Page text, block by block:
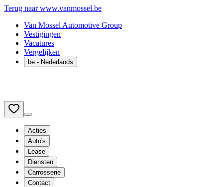
Terug naar www.vanmossel.be
Van Mossel Automotive Group
Vestigingen
Vacatures
Vergelijken
be - Nederlands
Acties
Auto's
Lease
Diensten
Carrosserie
Contact